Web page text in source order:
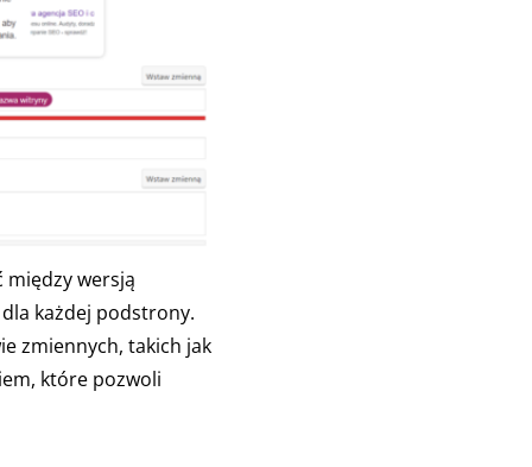
między wersją
każdej podstrony.
zmiennych, takich jak
które pozwoli